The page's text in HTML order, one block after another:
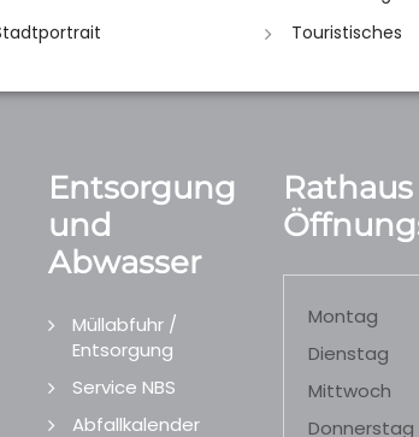
Touristisches
Entsorgung
und
Abwasser
Müllabfuhr /
Entsorgung
Service NBS
Abfallkalender
Rathaus
Montag
Dienstag
Mittwoch
Donnerstag